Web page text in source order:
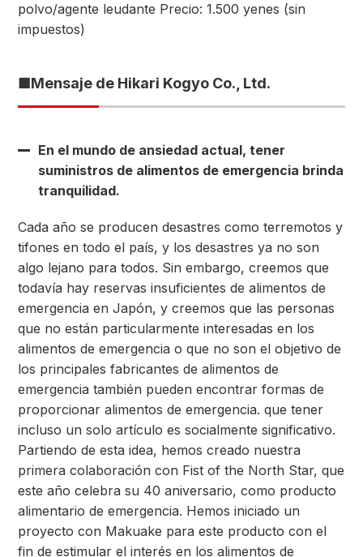
polvo/agente leudante Precio: 1.500 yenes (sin
impuestos)
■Mensaje de Hikari Kogyo Co., Ltd.
En el mundo de ansiedad actual, tener
suministros de alimentos de emergencia brinda
tranquilidad.
Cada año se producen desastres como terremotos y
tifones en todo el país, y los desastres ya no son
algo lejano para todos. Sin embargo, creemos que
todavía hay reservas insuficientes de alimentos de
emergencia en Japón, y creemos que las personas
que no están particularmente interesadas en los
alimentos de emergencia o que no son el objetivo de
los principales fabricantes de alimentos de
emergencia también pueden encontrar formas de
proporcionar alimentos de emergencia. que tener
incluso un solo artículo es socialmente significativo.
Partiendo de esta idea, hemos creado nuestra
primera colaboración con Fist of the North Star, que
este año celebra su 40 aniversario, como producto
alimentario de emergencia. Hemos iniciado un
proyecto con Makuake para este producto con el
fin de estimular el interés en los alimentos de